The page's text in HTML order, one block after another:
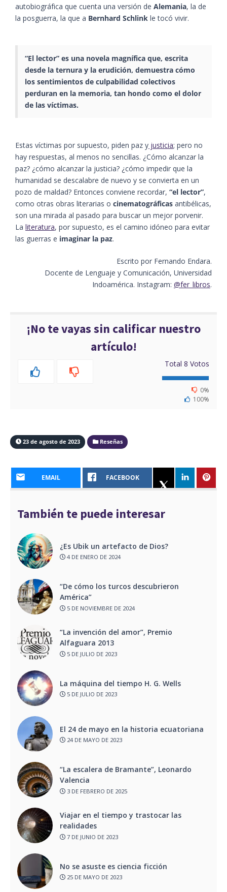
autobiográfica que cuenta una versión de Alemania, la de
la posguerra, la que a Bernhard Schlink le tocó vivir.
“El lector” es una novela magnífica que, escrita
desde la ternura y la erudición, demuestra cómo
los sentimientos de culpabilidad colectivos
perduran en la memoria, tan hondo como el dolor
de las víctimas.
Estas víctimas por supuesto, piden paz y justicia; pero no
hay respuestas, al menos no sencillas. ¿Cómo alcanzar la
paz? ¿cómo alcanzar la justicia? ¿cómo impedir que la
humanidad se descalabre de nuevo y se convierta en un
pozo de maldad? Entonces conviene recordar, “el lector”,
como otras obras literarias o cinematográficas antibélicas,
son una mirada al pasado para buscar un mejor porvenir.
La literatura, por supuesto, es el camino idóneo para evitar
las guerras e imaginar la paz.
Escrito por Fernando Endara.
Docente de Lenguaje y Comunicación, Universidad
Indoamérica. Instagram: @fer_libros.
¡No te vayas sin calificar nuestro
artículo!
Total 8 Votos
0%
100%
23 de agosto de 2023 Reseñas
EMAIL FACEBOOK
También te puede interesar
¿Es Ubik un artefacto de Dios?
4 DE ENERO DE 2024
“De cómo los turcos descubrieron
América”
5 DE NOVIEMBRE DE 2024
“La invención del amor”, Premio
Alfaguara 2013
5 DE JULIO DE 2023
La máquina del tiempo H. G. Wells
5 DE JULIO DE 2023
El 24 de mayo en la historia ecuatoriana
24 DE MAYO DE 2023
“La escalera de Bramante”, Leonardo
Valencia
3 DE FEBRERO DE 2025
Viajar en el tiempo y trastocar las
realidades
7 DE JUNIO DE 2023
No se asuste es ciencia ficción
25 DE MAYO DE 2023